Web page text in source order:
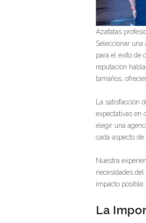
Azafatas
Seleccionar una
para el éxito de
reputación
tamaños,
La satisfacción
expectativas en
elegir una
cada aspecto de
Nuestra
necesidades
impacto posible.
La